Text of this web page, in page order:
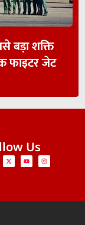
बड़ा शक्ति
फाइटर जेट
Us